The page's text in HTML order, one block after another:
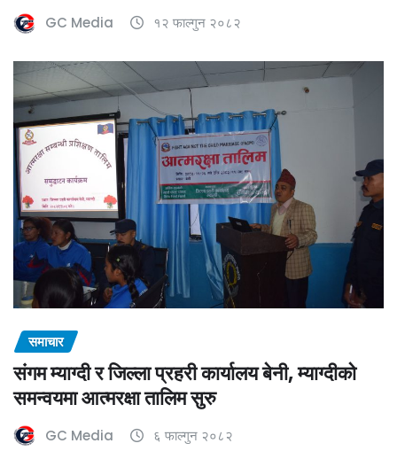
GC Media १२ फाल्गुन २०८२
समाचार
संगम म्याग्दी र जिल्ला प्रहरी कार्यालय बेनी, म्याग्दीको
समन्वयमा आत्मरक्षा तालिम सुरु
GC Media ६ फाल्गुन २०८२